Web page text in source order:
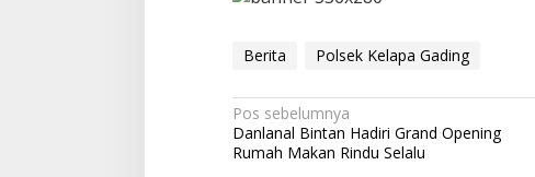
Berita Polsek Kelapa Gading
N
a
Pos sebelumnya
Danlanal Bintan Hadiri Grand Opening
Rumah Makan Rindu Selalu